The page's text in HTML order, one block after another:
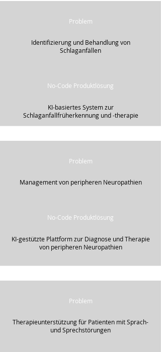
Problem
Identifizierung und Behandlung von
Schlaganfällen
No-Code Produktlösung
KI-basiertes System zur
Schlaganfallfrüherkennung und -therapie
Problem
Management von peripheren Neuropathien
No-Code Produktlösung
KI-gestützte Plattform zur Diagnose und Therapie
von peripheren Neuropathien
Problem
Therapieunterstützung für Patienten mit Sprach-
und Sprechstörungen